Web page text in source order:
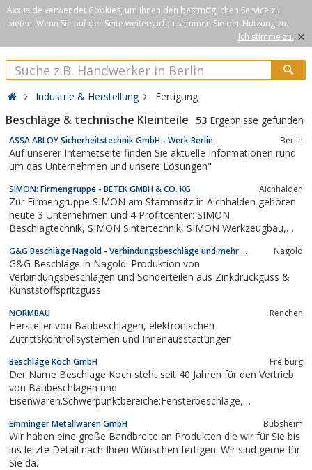
Axxus.de verwendet Cookies, um Ihnen den bestmöglichen Service zu
bieten. Wenn Sie auf der Seite weitersurfen stimmen Sie der Nutzung zu.
Ich stimme zu. ×
Industrie & Herstellung Fertigung
Beschläge & technische Kleinteile 53 Ergebnisse gefunden
ASSA ABLOY Sicherheitstechnik GmbH - Werk Berlin Berlin
Auf unserer Internetseite finden Sie aktuelle Informationen rund
um das Unternehmen und unsere Lösungen"
SIMON: Firmengruppe - BETEK GMBH & CO. KG Aichhalden
Zur Firmengruppe SIMON am Stammsitz in Aichhalden gehören
heute 3 Unternehmen und 4 Profitcenter: SIMON
Beschlagtechnik, SIMON Sintertechnik, SIMON Werkzeugbau,
G&G Beschläge Nagold - Verbindungsbeschläge und mehr ... Nagold
G&G Beschläge in Nagold. Produktion von
Verbindungsbeschlägen und Sonderteilen aus Zinkdruckguss &
Kunststoffspritzguss.
NORMBAU Renchen
Hersteller von Baubeschlägen, elektronischen
Zutrittskontrollsystemen und Innenausstattungen
Beschläge Koch GmbH Freiburg
Der Name Beschläge Koch steht seit 40 Jahren für den Vertrieb
von Baubeschlägen und
Eisenwaren.Schwerpunktbereiche:Fensterbeschläge,
Möbelbeschläge, Zimmereiprodukte, Befestigungstechnik,
Maschinen, Werkzeuge, Chemie- und Leimprodukte, Lacke. Wir...
Emminger Metallwaren GmbH Bubsheim
Wir haben eine große Bandbreite an Produkten die wir für Sie bis
ins letzte Detail nach Ihren Wünschen fertigen. Wir sind gerne für
Sie da.